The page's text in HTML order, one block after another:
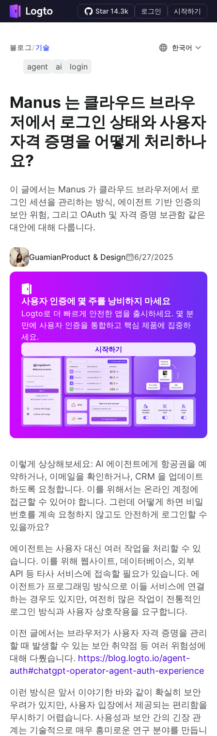
Star 14.3k 로그인 시작하기
블로그/기술 한국어
agent ai login
Manus 는 클라우드 브라우
저에서 로그인 상태와 사용자
자격 증명을 어떻게 처리하나
요?
이 글에서는 Manus 가 클라우드 브라우저에서 로
그인 세션을 관리하는 방식, 에이전트 기반 인증의
보안 위험, 그리고 OAuth 및 자격 증명 보관함 같은
대안에 대해 다룹니다.
GuamianProduct & Design 6/27/2025
사용자 인증에 몇 주를 낭비하지 마세요
Logto로 더 빠르게 안전한 앱을 출시하세요. 몇 분
만에 사용자 인증을 통합하고 핵심 제품에 집중하
세요.
시작하기
이렇게 상상해보세요: AI 에이전트에게 항공권을 예
약하거나, 이메일을 확인하거나, CRM 을 업데이트
하도록 요청합니다. 이를 위해서는 온라인 계정에
접근할 수 있어야 합니다. 그런데 어떻게 하면 비밀
번호를 계속 요청하지 않고도 안전하게 로그인할 수
있을까요?
에이전트는 사용자 대신 여러 작업을 처리할 수 있
습니다. 이를 위해 웹사이트, 데이터베이스, 외부
API 등 타사 서비스에 접속할 필요가 있습니다. 에
이전트가 프로그래밍 방식으로 이들 서비스에 연결
하는 경우도 있지만, 여전히 많은 작업이 전통적인
로그인 방식과 사용자 상호작용을 요구합니다.
이전 글에서는 브라우저가 사용자 자격 증명을 관리
할 때 발생할 수 있는 보안 취약점 등 여러 위험성에
대해 다뤘습니다. https://blog.logto.io/agent-
auth#chatgpt-operator-agent-auth-experience
이런 방식은 앞서 이야기한 바와 같이 확실히 보안
우려가 있지만, 사용자 입장에서 제공되는 편리함을
무시하기 어렵습니다. 사용성과 보안 간의 긴장 관
계는 기술적으로 매우 흥미로운 연구 분야를 만듭니